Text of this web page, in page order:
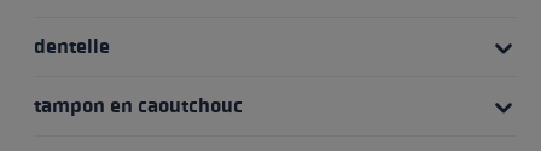
dentelle
tampon en caoutchouc